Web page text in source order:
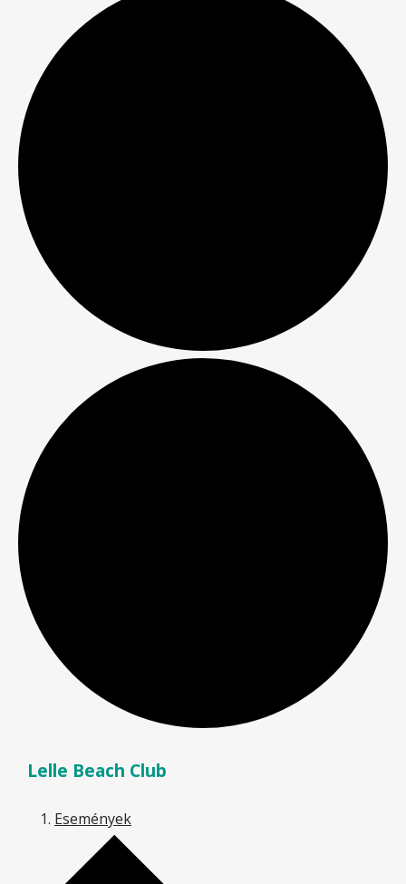
Lelle Beach Club
Események